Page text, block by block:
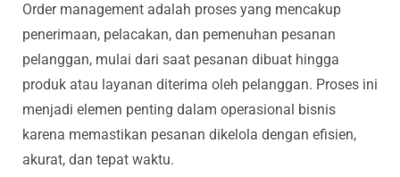
Order management adalah proses yang mencakup
penerimaan, pelacakan, dan pemenuhan pesanan
pelanggan, mulai dari saat pesanan dibuat hingga
produk atau layanan diterima oleh pelanggan. Proses ini
menjadi elemen penting dalam operasional bisnis
karena memastikan pesanan dikelola dengan efisien,
akurat, dan tepat waktu.